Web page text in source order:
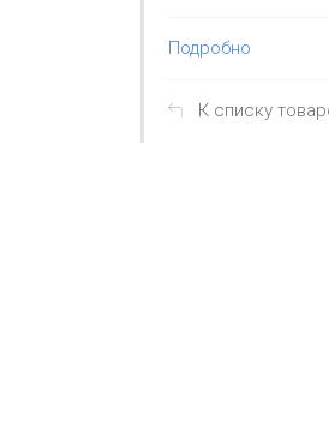
Подробно
К списку